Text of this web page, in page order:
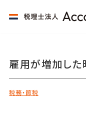
雇用が増加し
税務・節税